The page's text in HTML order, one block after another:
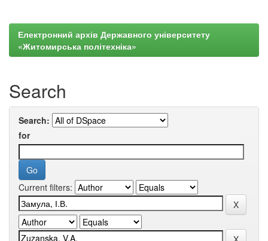
Електронний архів Державного університету
«Житомирська політехніка»
Search
Search:
for
Current filters: